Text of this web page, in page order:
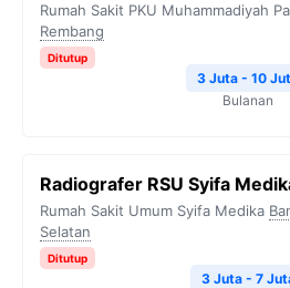
Rumah Sakit PKU Muhammadiyah
Rembang
Ditutup
3 Juta - 10
Bulanan
Radiografer RSU Syifa
Rumah Sakit Umum Syifa Medika
Selatan
Ditutup
3 Juta - 7